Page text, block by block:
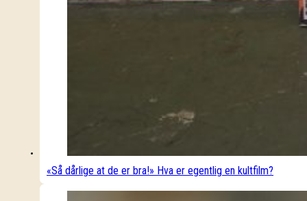
«Så dårlige at de er bra!» Hva er egentlig en kultfilm?